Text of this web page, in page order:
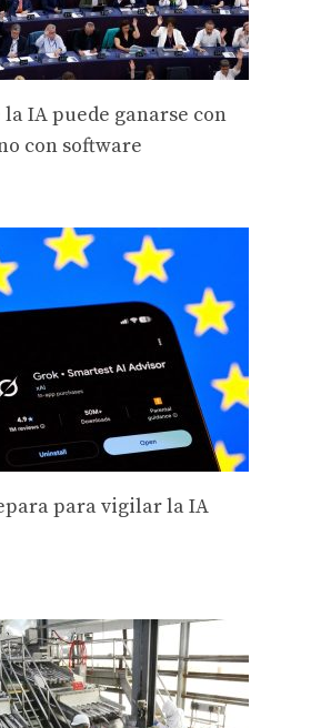
IA puede ganarse con
con software
para vigilar la IA